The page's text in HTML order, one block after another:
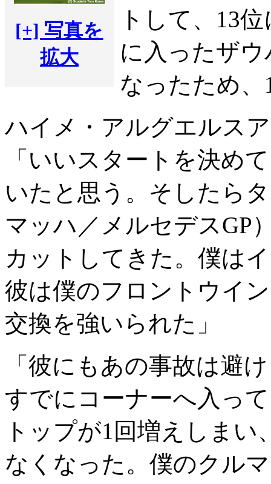
[+] 写真を
拡大
トして、13
に入ったザ
なったため
ハイメ・アルグエルス
「いいスタートを決め
いたと思う。そしたら
マッハ／メルセデスGP
カットしてきた。僕は
彼は僕のフロントウイ
交換を強いられた」
「彼にもあの事故は避
すでにコーナーへ入っ
トップが1回増えしま
なくなった。僕のクル